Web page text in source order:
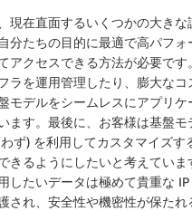
現在直面するいくつかの大きな
分たちの目的に最適で高パフ
アクセスできる方法が必要で
ラを運用管理したり、膨大なコ
モデルをシームレスにアプリケ
ます。最後に、お客様は基盤モ
ず) を利用してカスタマイズす
きるようにしたいと考えていま
したいデータは極めて貴重な
され、安全性や機密性が保たれ